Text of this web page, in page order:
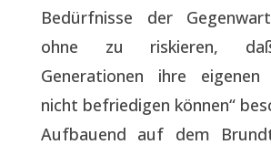
Bedürfnisse der
ohne zu riskieren,
Generationen ihre eigenen
nicht befriedigen können“
Aufbauend auf dem